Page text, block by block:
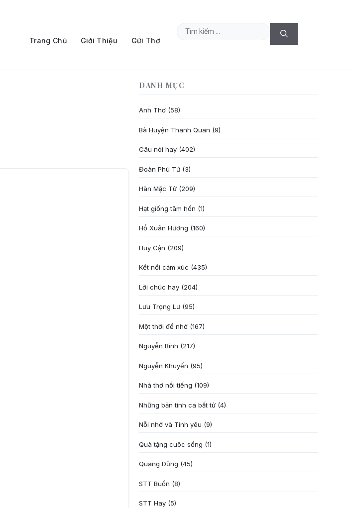
Trang Chủ Giới Thiệu Gửi Thơ
Tìm
DANH MỤC
Anh Thơ (58)
Bà Huyện Thanh Quan (9)
Câu nói hay (402)
Đoàn Phú Tứ (3)
Hàn Mặc Tử (209)
Hạt giống tâm hồn (1)
Hồ Xuân Hương (160)
Huy Cận (209)
Kết nối cảm xúc (435)
Lời chúc hay (204)
Lưu Trọng Lư (95)
Một thời để nhớ (167)
Nguyễn Bính (217)
Nguyễn Khuyến (95)
Nhà thơ nổi tiếng (109)
Những bản tình ca bất tử (4)
Nỗi nhớ và Tình yêu (9)
Quà tặng cuôc sống (1)
Quang Dũng (45)
STT Buồn (8)
STT Hay (5)